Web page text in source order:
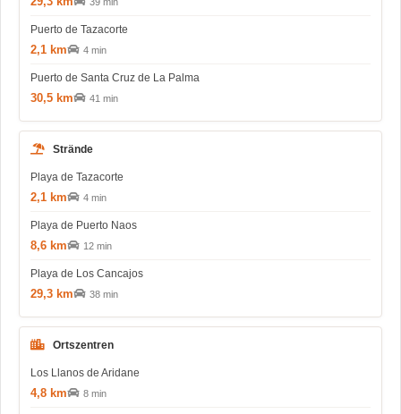
Puerto de Tazacorte
2,1 km 4 min
Puerto de Santa Cruz de La Palma
30,5 km 41 min
Strände
Playa de Tazacorte
2,1 km 4 min
Playa de Puerto Naos
8,6 km 12 min
Playa de Los Cancajos
29,3 km 38 min
Ortszentren
Los Llanos de Aridane
4,8 km 8 min